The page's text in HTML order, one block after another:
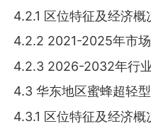
4.2.1 区位特征及经济概
4.2.2 2021-2025年市
4.2.3 2026-2032年行
4.3 华东地区蜜蜂超轻
4.3.1 区位特征及经济概